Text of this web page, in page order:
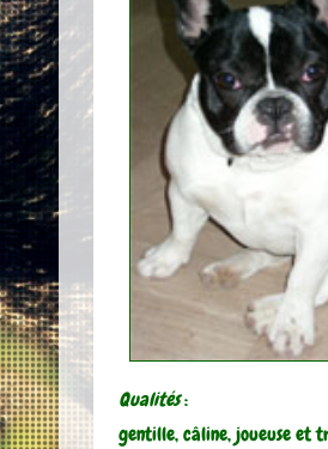
Qualités:
gentille, câline, joueuse et